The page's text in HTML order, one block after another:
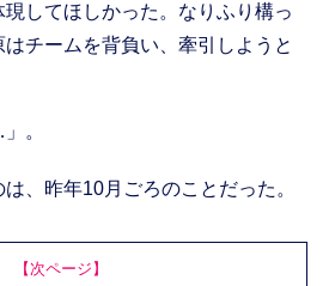
してほしかった。なりふり構っ
チームを背負い、牽引しようと
。
、昨年10月ごろのことだった。
【次ページ】